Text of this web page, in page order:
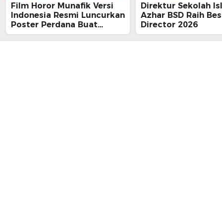
Film Horor Munafik Versi
Indonesia Resmi Luncurkan
Poster Perdana Buat
Kesan Spiritual Religi
Direktur Sekolah
Azhar BSD Raih
Director 2026